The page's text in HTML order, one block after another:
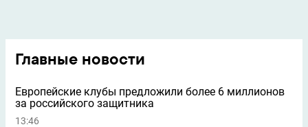
Главные новости
Европейские клубы предложили более 6 миллионов
за российского защитника
13:46